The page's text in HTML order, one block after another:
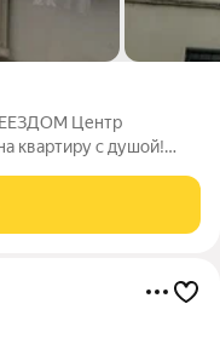
Центр
добротного